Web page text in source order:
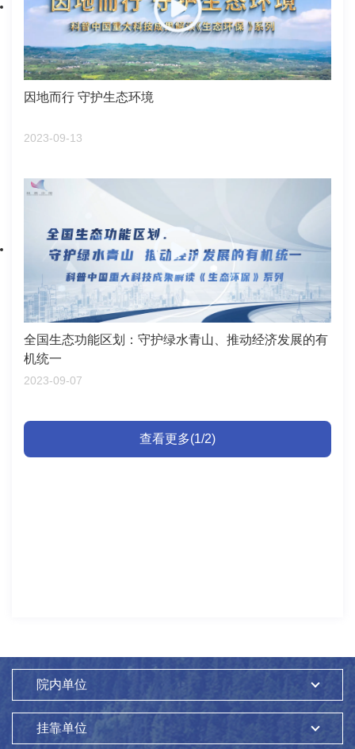
因地而行 守护生态环境
2023-09-13
全国生态功能区划：守护绿水青山、推动经济发展的有
机统一
2023-09-07
查看更多(1/2)
院内单位
挂靠单位